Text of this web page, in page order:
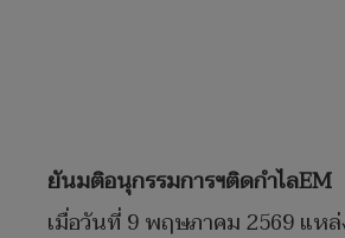
ยันมติอนุกรรมการฯติดกำไลEM
เมื่อวันที่ 9 พฤษภาคม 2569 แหล่